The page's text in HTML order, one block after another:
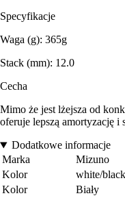
Specyfikacje
Waga (g): 365g
Stack (mm): 12.0
Cecha
Mimo że jest lżejsza od
oferuje lepszą amortyzację i
Dodatkowe informacje
Marka
Mizuno
Kolor
white/
Kolor
Biały